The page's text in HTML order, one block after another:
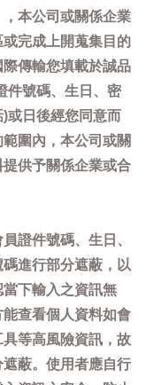
本公司或關係企業
完成上開蒐集目的
傳輸您填載於誠品
件號碼、生日、密
或日後經您同意而
圍內，本公司或關
供予關係企業或合
證件號碼、生日、
進行部分遮蔽，以
下輸入之資訊無
查看個人資料如會
等高風險資訊，故
蔽。使用者應自行